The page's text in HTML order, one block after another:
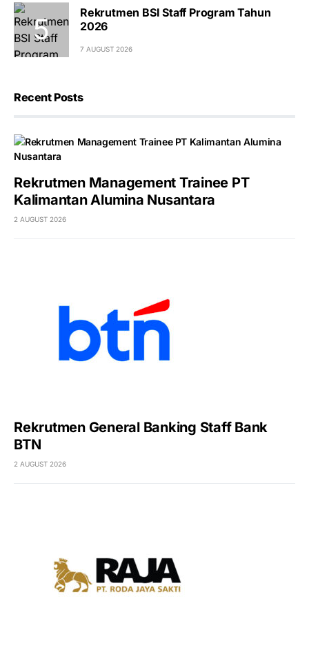
Rekrutmen BSI Staff Program Tahun
2026
7 AUGUST 2026
Recent Posts
Rekrutmen Management Trainee PT
Kalimantan Alumina Nusantara
2 AUGUST 2026
Rekrutmen General Banking Staff Bank
BTN
2 AUGUST 2026